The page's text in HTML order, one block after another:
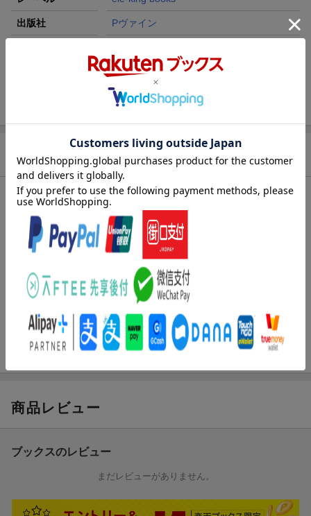
出版社 Pヴァイン
128p
9784910511412
商品説明
内容紹介（JPROより）
銭湯サウナの気楽なたのしみ
様々な設備を搭載したな高級サウナや大自然の中のテントサウナ
など、豪華な施設の開店も相次ぎますますとどまることを知らな
いサウナの大ブーム
しかし一方で忘れられないのが、生活空間と密着した「銭湯」の
サウナです。
昭和の薫りを残す老舗から、リニューアルで新たな魅力を備えた
新世代銭湯まで、サウナー視点でのおすすめ銭湯を徹底紹介！
商品レビュー
ブックスのレビュー
まだレビューがありません。